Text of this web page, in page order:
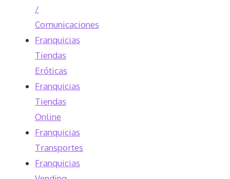
/
Comunicaciones
Franquicias
Tiendas
Eróticas
Franquicias
Tiendas
Online
Franquicias
Transportes
Franquicias